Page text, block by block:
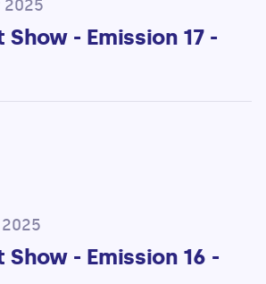
- Emission 17 -
- Emission 16 -